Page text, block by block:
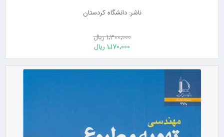
ناشر: دانشگاه کردستان
1٬300٬000 ریال
1٬170٬000 ریال